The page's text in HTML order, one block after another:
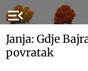
menu_open
Janja: Gdje
povratak